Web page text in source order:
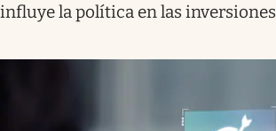
influye la política en las inversiones